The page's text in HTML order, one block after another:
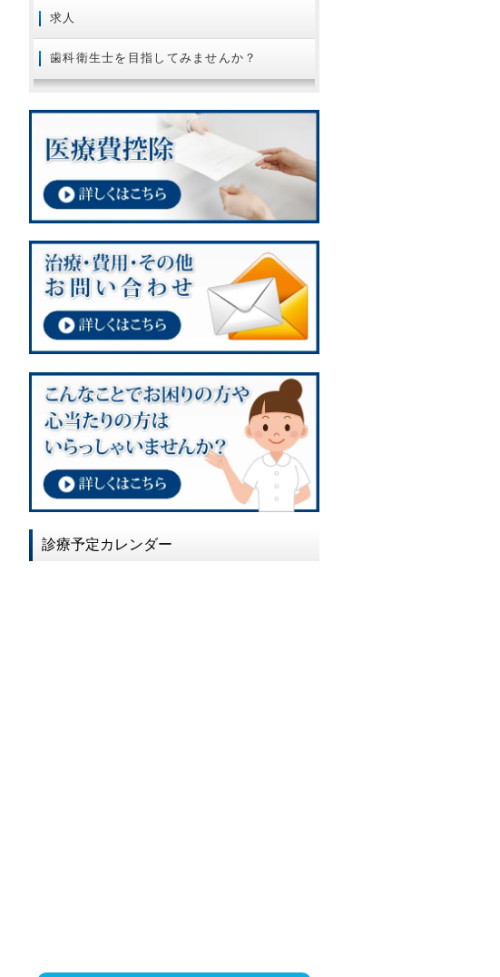
2018年09月
2018年08月
2018年07月
2018年05月
2018年04月
2018年02月
2018年01月
2017年12月
2017年11月
2017年10月
2017年09月
2017年08月
2017年07月
2017年06月
2017年05月
2017年03月
2017年02月
2017年01月
2016年12月
求人
歯科衛生士を目指してみませんか？
診療予定カレンダー